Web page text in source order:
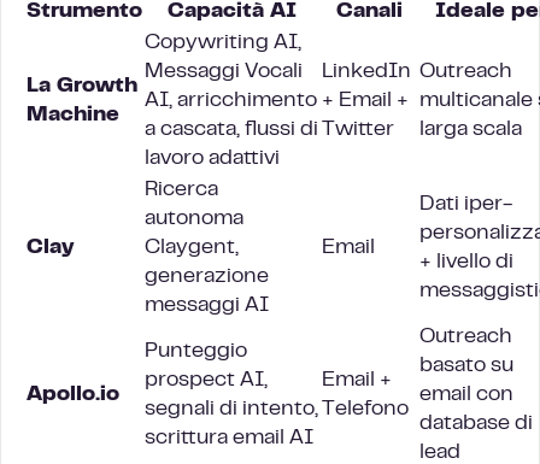
Strumento Capacità AI Canali Ideale
La Growth
Machine
Copywriting AI,
Messaggi Vocali
AI, arricchimento
a cascata, flussi di
lavoro adattivi
LinkedIn
+ Email +
Twitter
Outreach
multicanale
larga scala
Clay
Ricerca
autonoma
Claygent,
generazione
messaggi AI
Email
Dati iper-
+ livello di
Apollo.io
Punteggio
prospect AI,
segnali di intento,
scrittura email AI
Email +
Telefono
Outreach
basato su
email con
database di
lead